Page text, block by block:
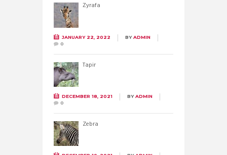
Żyrafa
JANUARY 22, 2022 BYADMIN
0
Tapir
DECEMBER 18, 2021 BYADMIN
0
Zebra